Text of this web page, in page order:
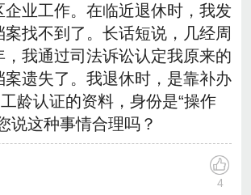
企业工作。在临近退休时，我发
找不到了。长话短说，几经周
，我通过司法诉讼认定我原来的
案遗失了。我退休时，是靠补办
龄认证的资料，身份是“操作
说这种事情合理吗？
4